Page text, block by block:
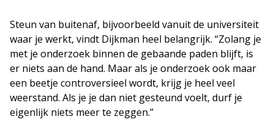
Steun van buitenaf, bijvoorbeeld vanuit de universiteit
waar je werkt, vindt Dijkman heel belangrijk. “Zolang je
met je onderzoek binnen de gebaande paden blijft, is
er niets aan de hand. Maar als je onderzoek ook maar
een beetje controversieel wordt, krijg je heel veel
weerstand. Als je je dan niet gesteund voelt, durf je
eigenlijk niets meer te zeggen.”